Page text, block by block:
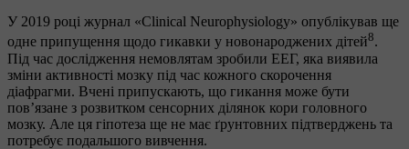
У 2019 році журнал «Clinical Neurophysiology» опублікував ще
одне припущення щодо гикавки у новонароджених дітей8.
Під час дослідження немовлятам зробили ЕЕГ, яка виявила
зміни активності мозку під час кожного скорочення
діафрагми. Вчені припускають, що гикання може бути
пов’язане з розвитком сенсорних ділянок кори головного
мозку. Але ця гіпотеза ще не має ґрунтовних підтверджень та
потребує подальшого вивчення.